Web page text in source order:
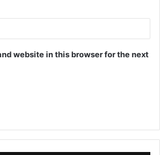
website in this browser for the next